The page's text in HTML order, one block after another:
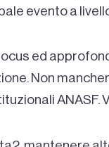
evento a
ed
Non
ANASF.